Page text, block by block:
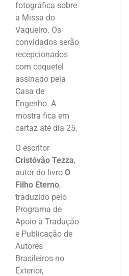
fotográfica sobre
a Missa do
Vaqueiro. Os
convidados serão
recepcionados
com coquetel
assinado pela
Casa de
Engenho. A
mostra fica em
cartaz até dia 25.
O escritor
Cristóvão Tezza,
autor do livro O
Filho Eterno,
traduzido pelo
Programa de
Apoio à Tradução
e Publicação de
Autores
Brasileiros no
Exterior,